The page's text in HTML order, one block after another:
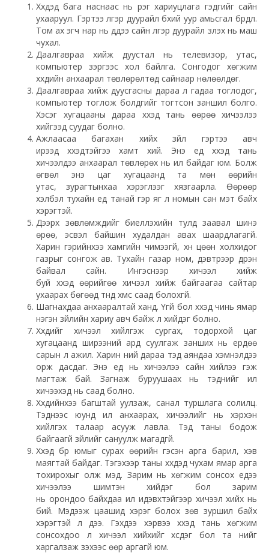
Хүүхдэд бага наснаас нь үүрэг хариуцлага гэдгийг сайн
ухааруул. Гэртээ үлгэр дуурайл бүхий уур амьсгал бүрдүүл.
Том ах эгч нар нь дүүдээ сайн үлгэр дуурайл үзүүлэх нь маш
чухал.
Даалгавраа хийж дуустал нь телевизор, утас,
компьютер зэргээс хол байлга. Сонгодог хөгжим
хүүхдийн анхаарал төвлөрөлтөд сайнаар нөлөөлдөг.
Даалгавраа хийж дуусгасны дараа л гадаа тоглодог,
компьютер тоглож болдгийг тогтсон заншил болго.
Хэсэг хугацааны дараа хүүхэд тань өөрөө хичээлээ
хийгээд суудаг болно.
Ажлаасаа багахан хийх зүйл гэртээ авч
ирээд хүүхэдтэйгээ хамт хий. Энэ үед хүүхэд тань
хичээлдээ анхаарал төвлөрөх нь илүү байдаг юм. Болж
өгвөл энэ цаг хугацаанд та мөн өөрийн
утас, зурагтынхаа хэрэглээг хязгаарла. Өөрөөр
хэлбэл тухайн үед танай гэр яг л номын сан мэт байх
хэрэгтэй.
Дээрх зөвлөмжүүдийг биелүүлэхийн тулд заавал шинэ
өрөө, эсвэл байшин худалдан авах шаардлагагүй.
Харин гэрийнхээ хамгийн чимээгүй, хүн цөөн холхидог
газрыг сонгож ав. Тухайн газар ном, дэвтрээр дүүрэн
байвал сайн. Ингэснээр хичээл хийж
буй хүүхэд өөрийгөө хичээл хийж байгаагаа сайтар
ухаарах бөгөөд түүнд хүмүүс саад болохгүй.
Шагнахдаа анхааралтай ханд. Үгүй бол хүүхэд чинь ямар
нэгэн зүйлийн хариу авч байж л хийдэг болно.
Хүүхдийг хичээл хийлгэж сургах, тодорхой цаг
хугацаанд ширээний ард суулгаж занших нь ердөө
сарын л ажил. Харин үүний дараа тэд аяндаа хэмнэлдээ
орж дасдаг. Энэ үед нь хичээлээ сайн хийлээ гэж
магтаж бай. Загнаж буруушаах нь тэднийг илүү
хичээхэд нь саад болно.
Хүүхдийнхээ багштай уулзаж, санал туршлага солилц.
Тэднээс юунд илүү анхаарах, хичээлийг нь хэрхэн
хийлгэх талаар асууж лавла. Тэд таны бодож
байгаагүй зүйлийг сануулж магадгүй.
Хүүхэд бүр юмыг сурах өөрийн гэсэн арга барил, хэв
маягтай байдаг. Тэгэхээр таны хүүхдэд чухам ямар арга
тохирохыг олж мэд. Зарим нь хөгжим сонсох үедээ
хичээлээ шимтэн хийдэг бол зарим
нь орондоо байхдаа илүү идэвхтэйгээр хичээл хийх нь
бий. Мэдээж цаашид хэрэг болох зөв зуршил байх
хэрэгтэй л дээ. Гэхдээ хэрвээ хүүхэд тань хөгжим
сонсохдоо л хичээл хийхийг хүсдэг бол та үүнийг
харгалзаж үзэхээс өөр аргагүй юм.